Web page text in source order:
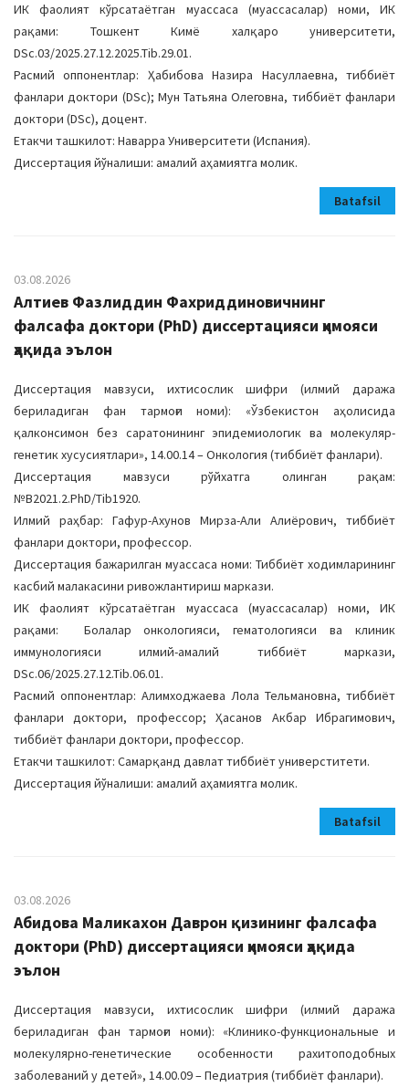
ИК фаолият кўрсатаётган муассаса (муассасалар) номи, ИК
рақами: Тошкент Кимё халқаро университети,
DSc.03/2025.27.12.2025.Tib.29.01.
Расмий оппонентлар: Ҳабибова Назира Насуллаевна, тиббиёт
фанлари доктори (DSc); Мун Татьяна Олеговна, тиббиёт фанлари
доктори (DSc), доцент.
Етакчи ташкилот: Наварра Университети (Испания).
Диссертация йўналиши: амалий аҳамиятга молик.
Batafsil
03.08.2026
Алтиев Фазлиддин Фахриддиновичнинг
фалсафа доктори (PhD) диссертацияси ҳимояси
ҳақида эълон
Диссертация мавзуси, ихтисослик шифри (илмий даража
бериладиган фан тармоғи номи): «Ўзбекистон аҳолисида
қалконсимон без саратонининг эпидемиологик ва молекуляр-
генетик хусусиятлари», 14.00.14 – Онкология (тиббиёт фанлари).
Диссертация мавзуси рўйхатга олинган рақам:
№B2021.2.PhD/Tib1920.
Илмий раҳбар: Гафур-Ахунов Мирза-Али Алиёрович, тиббиёт
фанлари доктори, профессор.
Диссертация бажарилган муассаса номи: Тиббиёт ходимларининг
касбий малакасини ривожлантириш маркази.
ИК фаолият кўрсатаётган муассаса (муассасалар) номи, ИК
рақами: Болалар онкологияси, гематологияси ва клиник
иммунологияси илмий-амалий тиббиёт маркази,
DSc.06/2025.27.12.Tib.06.01.
Расмий оппонентлар: Алимходжаева Лола Тельмановна, тиббиёт
фанлари доктори, профессор; Ҳасанов Акбар Ибрагимович,
тиббиёт фанлари доктори, профессор.
Етакчи ташкилот: Самарқанд давлат тиббиёт универститети.
Диссертация йўналиши: амалий аҳамиятга молик.
Batafsil
03.08.2026
Абидова Маликахон Даврон қизининг фалсафа
доктори (PhD) диссертацияси ҳимояси ҳақида
эълон
Диссертация мавзуси, ихтисослик шифри (илмий даража
бериладиган фан тармоғи номи): «Клинико-функциональные и
молекулярно-генетические особенности рахитоподобных
заболеваний у детей», 14.00.09 – Педиатрия (тиббиёт фанлари).